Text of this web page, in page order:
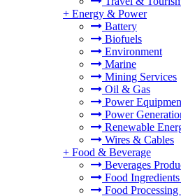
+ Energy & Power
Battery
Biofuels
Environment
Marine
Mining Services
Oil & Gas
Power
Power
Renewable
Wires & Cables
+ Food & Beverage
Beverages
Food
Food